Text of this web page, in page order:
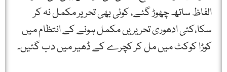
الفاظ ساتھ چھوڑ گئے، کوئی بھی تحریر مکمل نہ کر
سکا،کئی ادھوری تحریریں مکمل ہونے کے انتظام میں
کوڑا کوکٹ میں مل کر کچرے کے ڈھیر میں دب گئیں۔